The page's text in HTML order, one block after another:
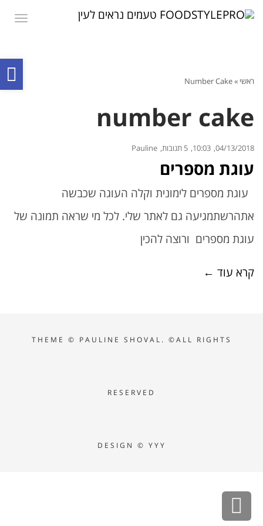
ראשי »
Number Cake
number cake
04/13/2018
10:03 5 תגובות Pauline
עוגת מספרים
עוגת מספרים לימונית וקלה העוגה שכבשה
אתהרשתמגיעה גם לאתר שלי. לכל מי שראה תמונה של
עוגת מספרים ורוצה להכין
קרא עוד ←
THEME © PAULINE SHOVAL. ©ALL RIGHTS
RESERVED
DESIGN © YYY